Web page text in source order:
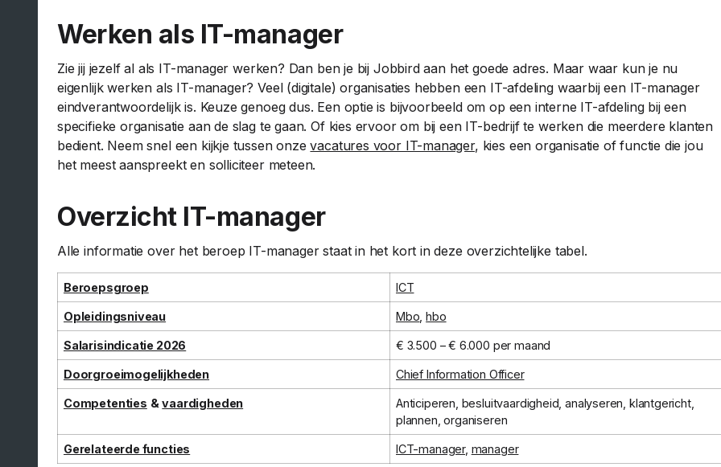
Werken als IT-manager
Zie jij jezelf al als IT-manager werken? Dan ben je bij Jobbird aan het goede adres. Maar waar kun je nu
eigenlijk werken als IT-manager? Veel (digitale) organisaties hebben een IT-afdeling waarbij een IT-manager
eindverantwoordelijk is. Keuze genoeg dus. Een optie is bijvoorbeeld om op een interne IT-afdeling bij een
specifieke organisatie aan de slag te gaan. Of kies ervoor om bij een IT-bedrijf te werken die meerdere klanten
bedient. Neem snel een kijkje tussen onzevacatures voor IT-manager, kies een organisatie of functie die jou
het meest aanspreekt en solliciteer meteen.
Overzicht IT-manager
Alle informatie over het beroep IT-manager staat in het kort in deze overzichtelijke tabel.
Beroepsgroep ICT
Opleidingsniveau Mbo ,hbo
Salarisindicatie 2026 € 3.500 – € 6.000 per maand
Doorgroeimogelijkheden Chief Information Officer
Competenties & vaardigheden
Anticiperen, besluitvaardigheid, analyseren, klantgericht,
plannen, organiseren
Gerelateerde functies ICT-manager, manager